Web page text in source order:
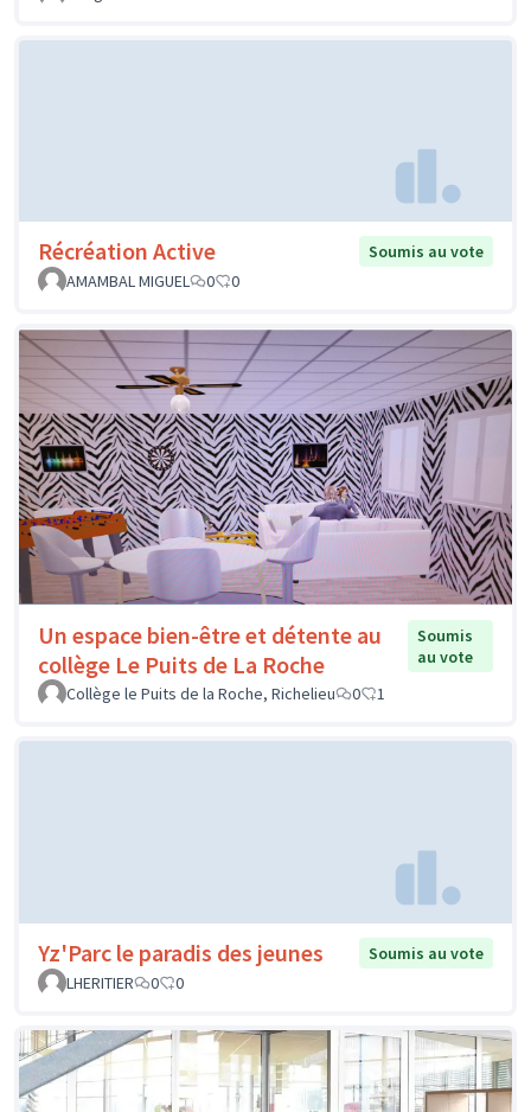
Récréation Active
Soumis au vote
AMAMBAL MIGUEL
0 0
Un espace bien-être et détente au
collège Le Puits de La Roche
Soumis
au vote
Collège le Puits de la Roche, Richelieu
0 1
Yz'Parc le paradis des jeunes
Soumis au vote
LHERITIER
0 0